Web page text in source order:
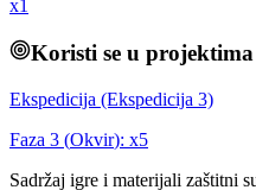
x1
Koristi se u projektima
Ekspedicija (Ekspedicija 3)
Faza 3 (Okvir): x5
Sadržaj igre i materijali zaštitni